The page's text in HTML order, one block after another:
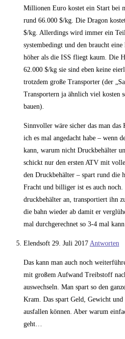
Millionen Euro kostet ein Start bei
rund 66.000 $/kg. Die Dragon
$/kg. Allerdings wird immer ein
systembedingt und den braucht
höher als die ISS fliegt kaum. Die
62.000 $/kg sie sind eben keine
trotzdem große Transporter (der
Transportern ja ähnlich viel kosten
bauen).
Sinnvoller wäre sicher das man
ich es mal angedacht habe – wenn
kann, warum nicht Druckbehälter
schickt nur den ersten ATV mit
den Druckbehälter – spart rund die
Fracht und billiger ist es auch
druckbehälter an, transportiert ihn
die bahn wieder ab damit er
mal durchgerechnet so 3-4 mal
Elendsoft 29. Juli 2017 Antworten
Das kann man auch noch
mit großem Aufwand Treibstoff
auswechseln. Man spart so den
Kram. Das spart Geld, Gewicht
ausfallen können. Aber warum
geht…